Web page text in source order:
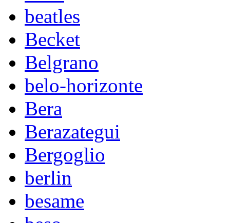
beatles
Becket
Belgrano
belo-horizonte
Bera
Berazategui
Bergoglio
berlin
besame